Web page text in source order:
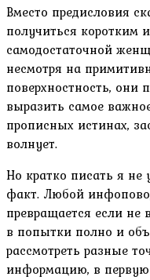
Вместо предисловия
получиться коротким
самодостаточной
несмотря на
поверхностность, они
выразить самое
прописных истинах,
волнует.
Но кратко писать я
факт. Любой
превращается если не
в попытки полно и
рассмотреть разные
информацию, в первую